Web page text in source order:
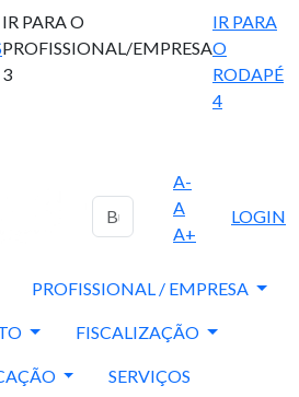
IR PARA O
PROFISSIONAL/EMPRESA
3
IR PARA
O
RODAPÉ
4
A-
A
A+
LOGIN
PROFISSIONAL / EMPRESA
FISCALIZAÇÃO
SERVIÇOS